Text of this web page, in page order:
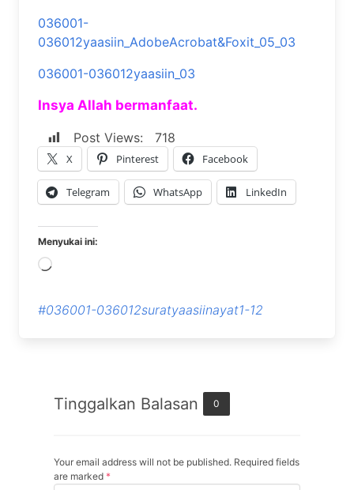
036001-
036012yaasiin_AdobeAcrobat&Foxit_05_03
036001-036012yaasiin_03
Insya Allah bermanfaat.
Post Views: 718
X Pinterest Facebook
Telegram WhatsApp LinkedIn
Menyukai ini:
Memuat...
#036001-036012suratyaasiinayat1-12
Tinggalkan Balasan 0
Your email address will not be published. Required fields
are marked *